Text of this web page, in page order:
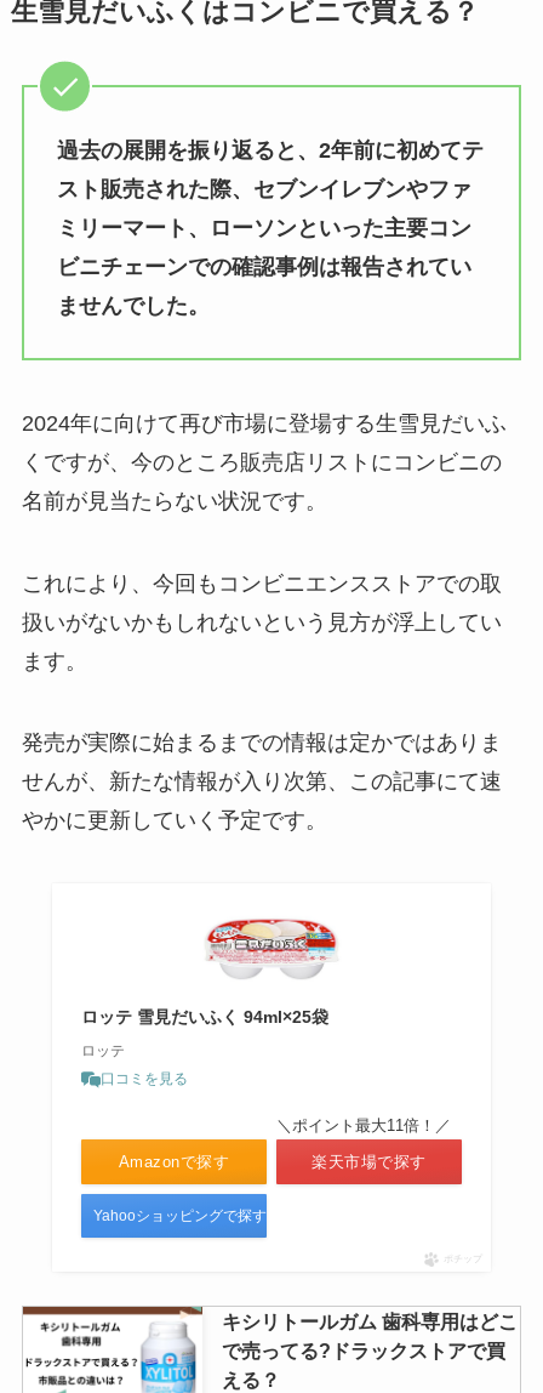
生雪見だいふくはコンビニで買える？
過去の展開を振り返ると、2年前に初めてテ
スト販売された際、セブンイレブンやファ
ミリーマート、ローソンといった主要コン
ビニチェーンでの確認事例は報告されてい
ませんでした。
2024年に向けて再び市場に登場する生雪見だいふ
くですが、今のところ販売店リストにコンビニの
名前が見当たらない状況です。
これにより、今回もコンビニエンスストアでの取
扱いがないかもしれないという見方が浮上してい
ます。
発売が実際に始まるまでの情報は定かではありま
せんが、新たな情報が入り次第、この記事にて速
やかに更新していく予定です。
ロッテ 雪見だいふく 94ml×25袋
ロッテ
口コミを見る
Amazonで探す
＼ポイント最大11倍！／
楽天市場で探す
Yahooショッピングで探す
ポチップ
キシリトールガム 歯科専用はどこ
で売ってる?ドラックストアで買
える？